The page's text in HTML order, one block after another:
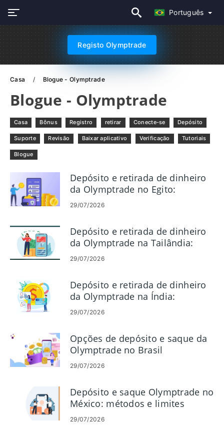
Português
Registo Olymptrade
Casa Blogue - Olymptrade
Blogue - Olymptrade
Casa Bônus Registro retirar Conecte-se Depósito
Suporte Revisão Baixar aplicativo Verificação Tutoriais
Blogue
Depósito e retirada de dinheiro
da Olymptrade no Egito:
métodos, limites e tempos
29/07/2026
Depósito e retirada de dinheiro
da Olymptrade na Tailândia:
métodos, limites
29/07/2026
Depósito e retirada de dinheiro
da Olymptrade na Índia:
métodos e horários
29/07/2026
Opções de depósito e saque da
Olymptrade no Brasil
29/07/2026
Depósito e saque Olymptrade no
México: métodos e limites
29/07/2026